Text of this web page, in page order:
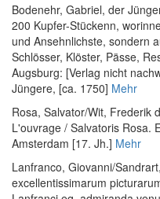
Bodenehr, Gabriel, der
200 Kupfer-Stückenn,
und Ansehnlichste, sondern
Schlösser, Klöster, Pässe,
Augsburg: [Verlag nicht
Jüngere, [ca. 1750] Mehr
Rosa, Salvator/Wit, Frederik
L'ouvrage / Salvatoris Rosa.
Amsterdam [17. Jh.] Mehr
Lanfranco, Giovanni/
excellentissimarum